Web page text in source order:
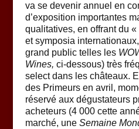
va se devenir annuel en
d’exposition importantes
qualitatives, en offrant du
et symposia
grand public telles les
Wines, ci-dessous) très
select dans les châteaux.
des Primeurs en avril,
réservé aux dégustateurs
acheteurs (4 000 cette
marché, une Semaine